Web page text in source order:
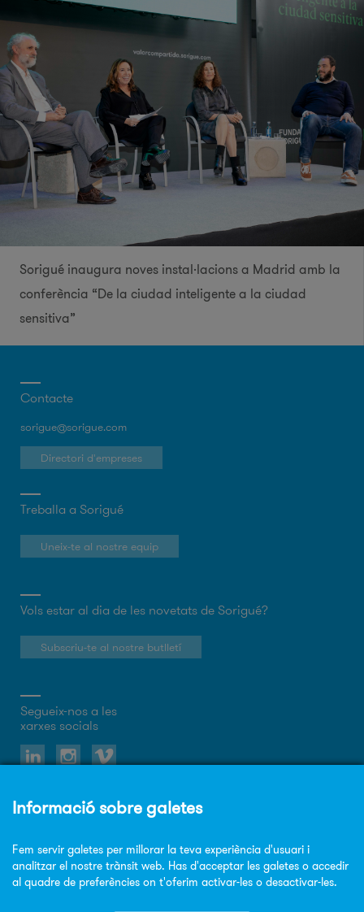
Sorigué inaugura noves instal·lacions a Madrid amb la
conferència “De la ciudad inteligente a la ciudad
sensitiva”
Contacte
sorigue@sorigue.com
Directori d'empreses
Treballa a Sorigué
Uneix-te al nostre equip
Vols estar al dia de les novetats de Sorigué?
Subscriu-te al nostre butlletí
Segueix-nos a les
xarxes socials
Política de privacitat
Política de cookies